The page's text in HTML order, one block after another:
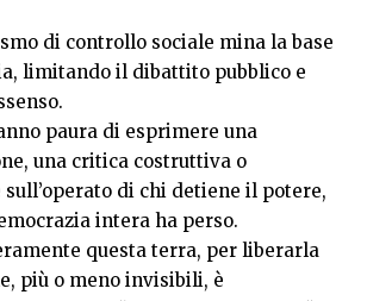
di controllo sociale mina la base
limitando il dibattito pubblico e
paura di esprimere una
una critica costruttiva o
sull’operato di chi detiene il potere,
intera ha perso.
questa terra, per liberarla
più o meno invisibili, è